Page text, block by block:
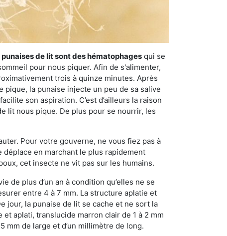
punaises de lit sont des hématophages qui se
pour nous piquer. Afin de s'alimenter,
trois à quinze minutes. Après
la punaise injecte un peu de sa salive
son aspiration. C’est d’ailleurs la raison
lit nous pique. De plus pour se nourrir, les
Pour votre gouverne, ne vous fiez pas à
déplace en marchant le plus rapidement
cet insecte ne vit pas sur les humains.
plus d’un an à condition qu’elles ne se
entre 4 à 7 mm. La structure aplatie et
jour, la punaise de lit se cache et ne sort la
aplati, translucide marron clair de 1 à 2 mm
de large et d’un millimètre de long.